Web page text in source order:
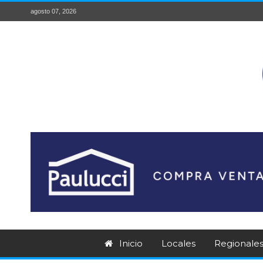
agosto 07, 2026
Inicio Locales Regionales